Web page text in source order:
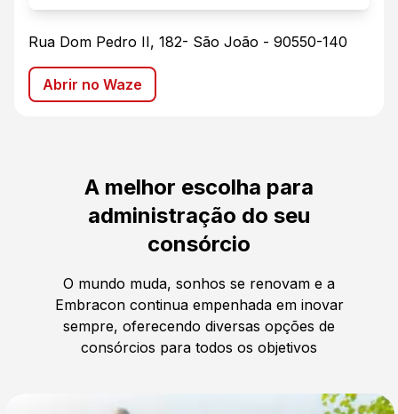
Rua Dom Pedro II, 182- São João - 90550-140
Abrir no Waze
A melhor escolha para
administração do seu
consórcio
O mundo muda, sonhos se renovam e a
Embracon continua empenhada em inovar
sempre, oferecendo diversas opções de
consórcios para todos os objetivos